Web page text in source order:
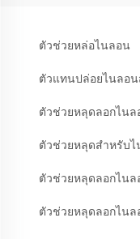
ตัวช่วยหล่อไนลอน
ตัวแทนปล่อยไนลอน
ตัวช่วยหลุดลอกไนล
ตัวช่วยหลุดสำหรับ
ตัวช่วยหลุดลอกไน
ตัวช่วยหลุดลอกไน